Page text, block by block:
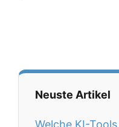
Neuste Artikel
Welche KI-